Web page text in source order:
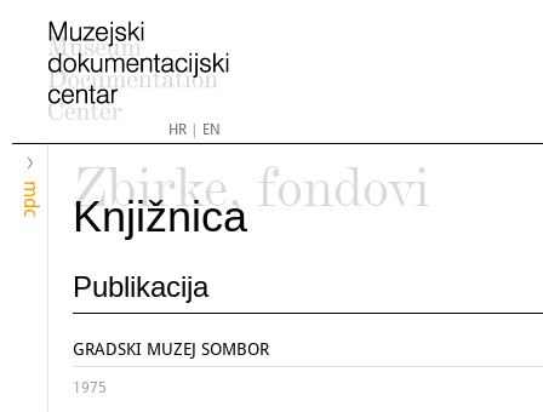
HR| EN
mdc
Zbirke, fondovi
Knjižnica
Publikacija
GRADSKI MUZEJ SOMBOR
1975